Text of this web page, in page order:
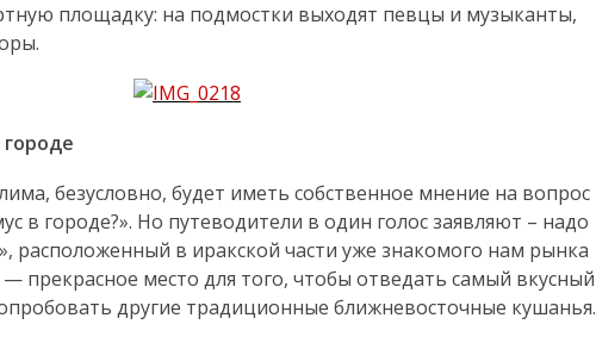
площадку: на подмостки выходят певцы и музыканты,
безусловно, будет иметь собственное мнение на вопрос
в городе?». Но путеводители в один голос заявляют – надо
расположенный в иракской части уже знакомого нам рынка
прекрасное место для того, чтобы отведать самый вкусный
другие традиционные ближневосточные кушанья.